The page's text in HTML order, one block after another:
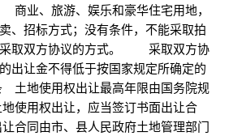
业、旅游、娱乐和豪华住宅用地，
、招标方式；没有条件，不能采取拍
采取双方协议的方式。 采取双方协
出让金不得低于按国家规定所确定的
地使用权出让最高年限由国务院规
用权出让，应当签订书面出让合
同由市、县人民政府土地管理部门